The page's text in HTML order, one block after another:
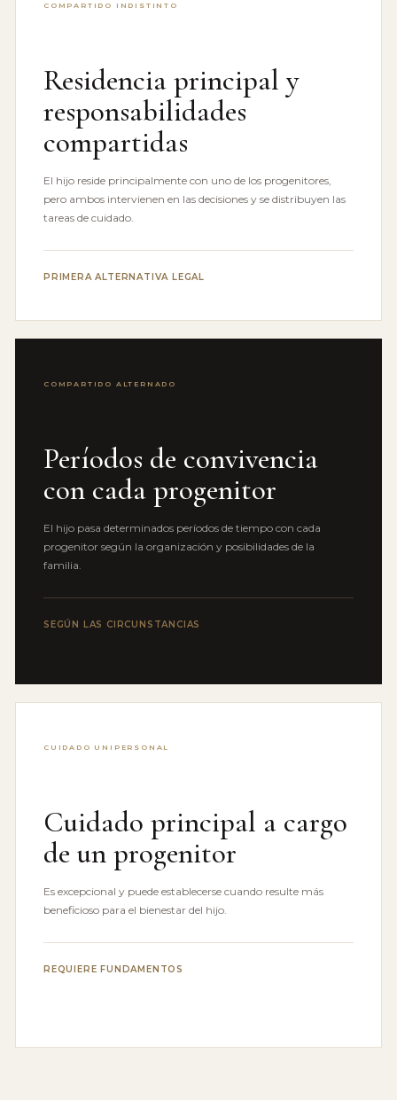
COMPARTIDO INDISTINTO
Residencia principal y
responsabilidades
compartidas
El hijo reside principalmente con uno de los progenitores,
pero ambos intervienen en las decisiones y se distribuyen las
tareas de cuidado.
PRIMERA ALTERNATIVA LEGAL
COMPARTIDO ALTERNADO
Períodos de convivencia
con cada progenitor
El hijo pasa determinados períodos de tiempo con cada
progenitor según la organización y posibilidades de la
familia.
SEGÚN LAS CIRCUNSTANCIAS
CUIDADO UNIPERSONAL
Cuidado principal a cargo
de un progenitor
Es excepcional y puede establecerse cuando resulte más
beneficioso para el bienestar del hijo.
REQUIERE FUNDAMENTOS